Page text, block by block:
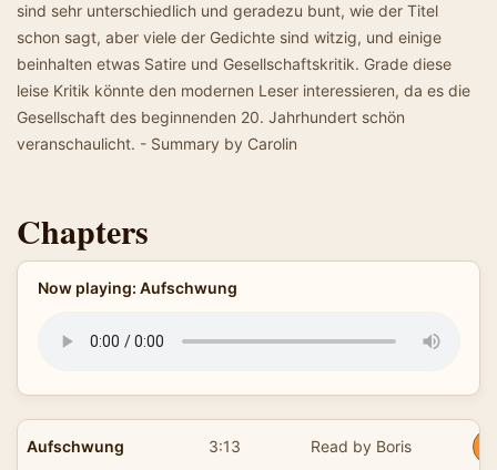
sind sehr unterschiedlich und geradezu bunt, wie der Titel
schon sagt, aber viele der Gedichte sind witzig, und einige
beinhalten etwas Satire und Gesellschaftskritik. Grade diese
leise Kritik könnte den modernen Leser interessieren, da es die
Gesellschaft des beginnenden 20. Jahrhundert schön
veranschaulicht. - Summary by Carolin
Chapters
Now playing: Aufschwung
Aufschwung 3:13 Read by Boris